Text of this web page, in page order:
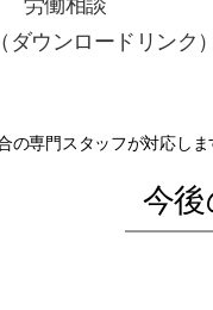
労働相談
ウンロードリンク）
専門スタッフが対応しま
今